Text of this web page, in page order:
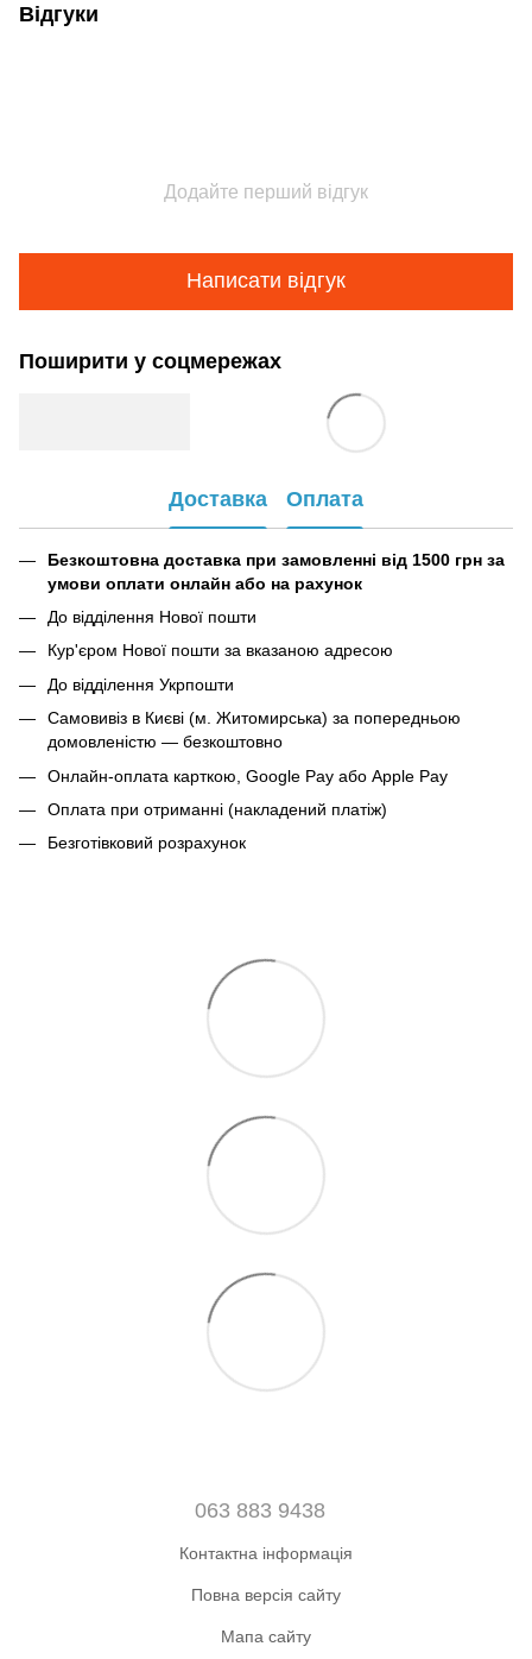
Відгуки
Додайте перший відгук
Написати відгук
Поширити у соцмережах
Доставка Оплата
Безкоштовна доставка при замовленні від 1500 грн за
умови оплати онлайн або на рахунок
До відділення Нової пошти
Кур'єром Нової пошти за вказаною адресою
До відділення Укрпошти
Самовивіз в Києві (м. Житомирська) за попередньою
домовленістю — безкоштовно
Онлайн-оплата карткою, Google Pay або Apple Pay
Оплата при отриманні (накладений платіж)
Безготівковий розрахунок
063 883 9438
Контактна інформація
Повна версія сайту
Мапа сайту